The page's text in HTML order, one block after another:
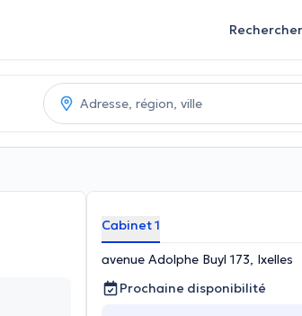
Rechercher
Cabinet 1
avenue Adolphe Buyl 173, Ixelles
Prochaine disponibilité